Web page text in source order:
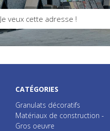
Je veux cette adresse !
CATÉGORIES
Granulats décoratifs
Matériaux de construction -
Gros oeuvre